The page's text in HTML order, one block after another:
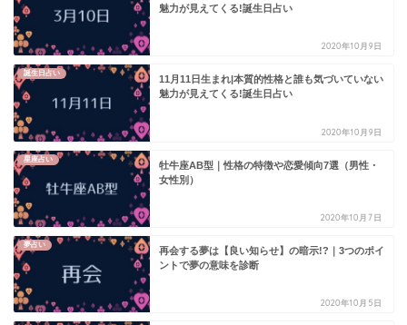
魅力が見えてくる!誕生日占い
2020年10月9日
誕生日占い
11月11日生まれ|本質的性格と誰も気づいていない
魅力が見えてくる!誕生日占い
2020年10月9日
星座占い
牡牛座AB型｜性格の特徴や恋愛傾向7選（男性・
女性別）
2020年10月7日
夢占い
再会する夢は【良い知らせ】の暗示!?｜3つのポイ
ントで夢の意味を診断
2020年10月5日